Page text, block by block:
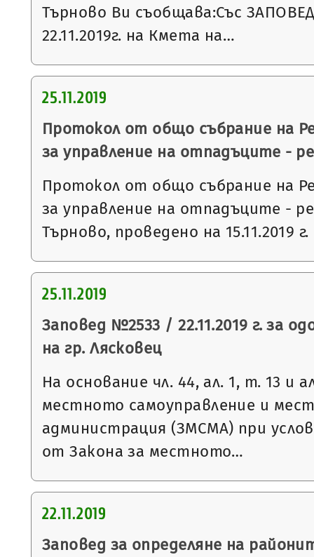
Търново Ви съобщава:Със
22.11.2019г. на Кмета на…
25.11.2019
Протокол от общо събрание на
за управление на отпадъците -
Протокол от общо събрание на
за управление на отпадъците -
Търново, проведено на 15.11.2019
25.11.2019
Заповед №2533 / 22.11.2019 г. за
на гр. Лясковец
На основание чл. 44, ал. 1, т. 13 и
местното самоуправление и
администрация (ЗМСМА) при
от Закона за местното…
22.11.2019
Заповед за определяне на